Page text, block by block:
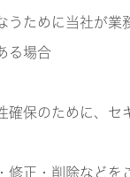
うために当社が
る場合
保のために、セ
正・削除など